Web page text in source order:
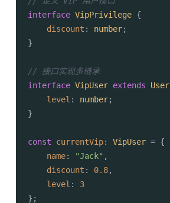
interface VipPrivilege {
discount : number;
}
// 接口实现多继承
interface VipUser extends User
level : number;
}
const currentVip: VipUser = {
name: "Jack" ,
discount : 0.8,
level : 3
};